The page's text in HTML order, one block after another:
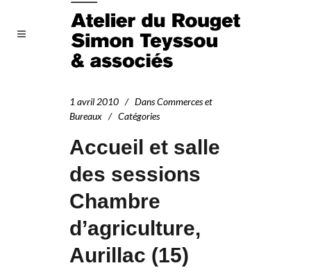
1 avril 2010 DansCommerces et
Bureaux
Catégories
Accueil et salle
des sessions
Chambre
d’agriculture,
Aurillac (15)